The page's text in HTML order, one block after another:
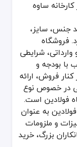
جهت افزایش طول عمر
آن در برابر بار و
در سیستم نصب
ایجاد تنش‌های اضافی
از بست
ساوه
جنس، سایز،
فروشگاه
شرایطی
با بودجه و
فروش، ارائه
در خصوص نوع
فولادین است.
به عنوان
و ملزومات
بزرگ، خرید